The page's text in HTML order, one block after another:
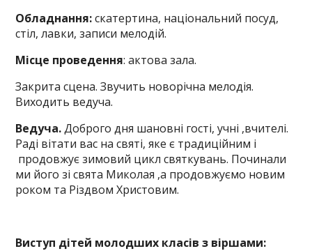
Обладнання:скатертина, національний посуд,
стіл, лавки, записи мелодій.
Місце проведення: актова зала.
Закрита сцена. Звучить новорічна мелодія.
Виходить ведуча.
Ведуча.Доброго дня шановні гості, учні ,вчителі.
Раді вітати вас на святі, яке є традиційним і
продовжує зимовий цикл святкувань. Починали
ми його зі свята Миколая ,а продовжуємо новим
роком та Різдвом Христовим.
Виступ дітей молодших класів з віршами: